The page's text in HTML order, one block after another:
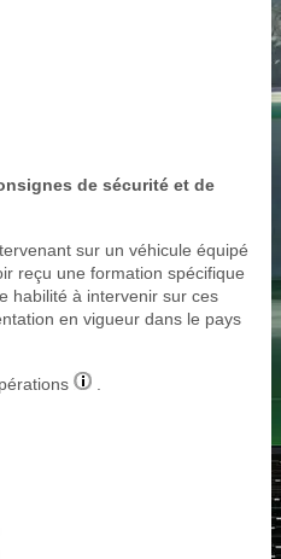
de sécurité et de
sur un véhicule équipé
reçu une formation spécifique
habilité à intervenir sur ces
en vigueur dans le pays